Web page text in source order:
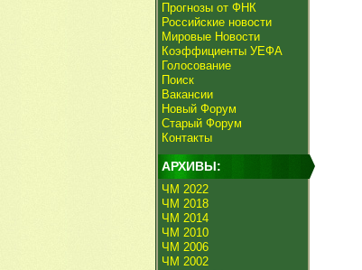
Прогнозы от ФНК
Российские новости
Мировые Новости
Коэффициенты УЕФА
Голосование
Поиск
Вакансии
Новый Форум
Старый Форум
Контакты
АРХИВЫ:
ЧМ 2022
ЧМ 2018
ЧМ 2014
ЧМ 2010
ЧМ 2006
ЧМ 2002